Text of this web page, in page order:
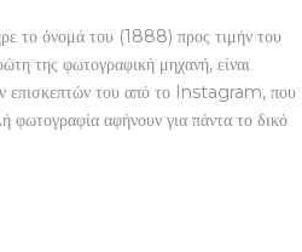
το όνομά του (1888) προς τιμήν του
της φωτογραφική μηχανή, είναι
επισκεπτών του από το Instagram, που
φωτογραφία αφήνουν για πάντα το δικό